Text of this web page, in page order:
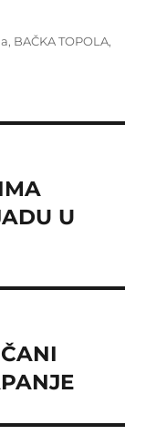
, BAČKA TOPOLA,
U